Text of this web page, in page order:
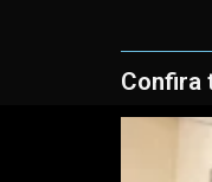
Confira